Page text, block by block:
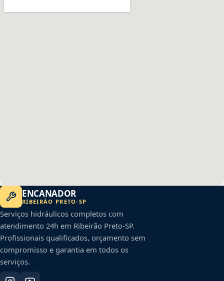
ENCANADOR
RIBEIRÃO PRETO-SP
Serviços hidráulicos completos com
atendimento 24h em Ribeirão Preto-SP.
Profissionais qualificados, orçamento sem
compromisso e garantia em todos os
serviços.